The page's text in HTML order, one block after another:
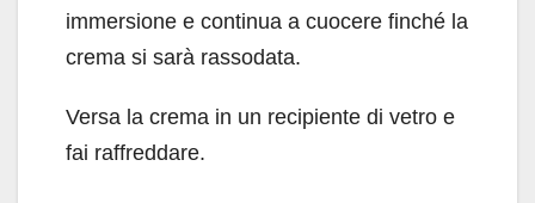
immersione e continua a cuocere finché la
crema si sarà rassodata.
Versa la crema in un recipiente di vetro e
fai raffreddare.